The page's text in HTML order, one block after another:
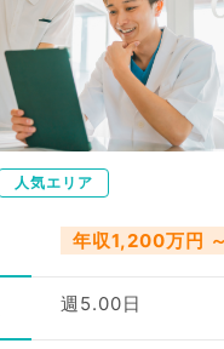
人気エリア
年収1,200万円 ～
週5.00日